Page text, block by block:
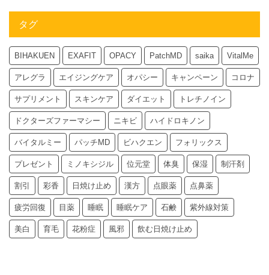
タグ
BIHAKUEN EXAFIT OPACY PatchMD saika VitalMe
アレグラ エイジングケア オパシー キャンペーン コロナ
サプリメント スキンケア ダイエット トレチノイン
ドクターズファーマシー ニキビ ハイドロキノン
バイタルミー パッチMD ビハクエン フォリックス
プレゼント ミノキシジル 位元堂 体臭 保湿 制汗剤
割引 彩香 日焼け止め 漢方 点眼薬 点鼻薬
疲労回復 目薬 睡眠 睡眠ケア 石鹸 紫外線対策
美白 育毛 花粉症 風邪 飲む日焼け止め